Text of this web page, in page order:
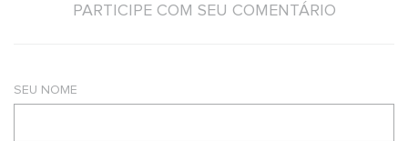
PARTICIPE COM SEU COMENTÁRIO
SEU NOME